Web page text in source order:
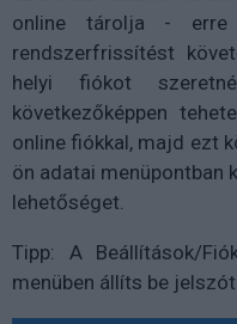
online tárolja - erre
rendszerfrissítést
helyi fiókot
következőképpen
online fiókkal, majd ezt
ön adatai menüpontban
lehetőséget.
Tipp: A Beállítások/
menüben állíts be